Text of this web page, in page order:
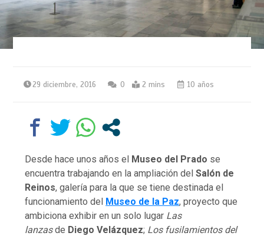
29 diciembre, 2016 0 2 mins 10 años
Desde hace unos años el Museo del Prado se
encuentra trabajando en la ampliación delSalón de
Reinos, galería para la que se tiene destinada el
funcionamiento del Museo de la Paz, proyecto que
ambiciona exhibir en un solo lugar Las
lanzasde Diego Velázquez; Los fusilamientos del